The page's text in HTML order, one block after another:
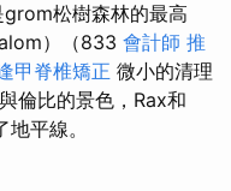
松樹森林的最高
）（833 會計師 推
甲脊椎矯正 微小的清理
倫比的景色，Rax和
平線。